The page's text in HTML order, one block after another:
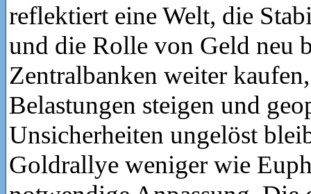
reflektiert eine Welt, die
und die Rolle von Geld neu
Zentralbanken weiter
Belastungen steigen und
Unsicherheiten ungelöst
Goldrallye weniger wie